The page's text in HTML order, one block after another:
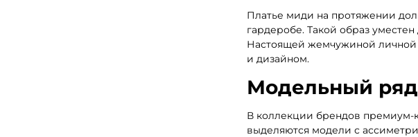
Платье миди на протяжении
гардеробе. Такой образ
Настоящей жемчужиной личной
и дизайном.
Модельный
В коллекции брендов премиум-
выделяются модели с